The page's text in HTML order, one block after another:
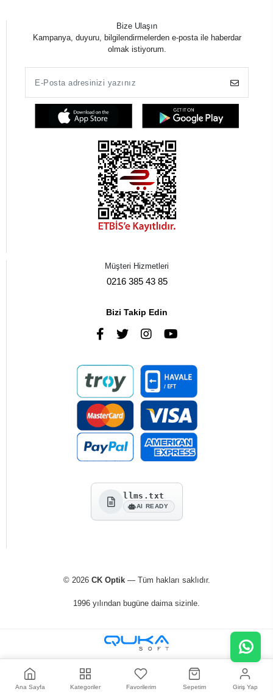
Bize Ulaşın
Kampanya, duyuru, bilgilendirmelerden e-posta ile haberdar
olmak istiyorum.
Müşteri Hizmetleri
0216 385 43 85
Bizi Takip Edin
llms.txt
AI READY
© 2026 CK Optik— Tüm hakları saklıdır.
1996 yılından bugüne daima sizinle.
Ana Sayfa Kategoriler Favorilerim Sepetim Giriş Yap